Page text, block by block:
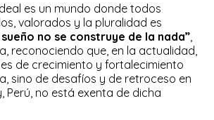
es un mundo donde todos
valorados y la pluralidad es
sueño no se construye de la nada”
reconociendo que, en la actualidad,
de crecimiento y fortalecimiento
sino de desafíos y de retroceso en
Perú, no está exenta de dicha